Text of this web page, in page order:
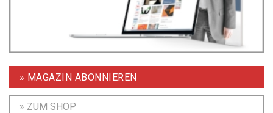
» MAGAZIN ABONNIEREN
» ZUM SHOP